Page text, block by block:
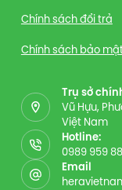
Chính sách đổi trả
Chính sách bảo
Trụ sở
Vũ Hựu,
Việt Nam
Hotline:
0989 959
Email